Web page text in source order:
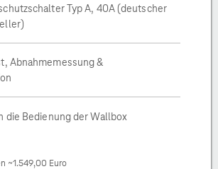
Typ A, 40A (deutscher
Abnahmemessung &
die Bedienung der Wallbox
~1.549,00 Euro